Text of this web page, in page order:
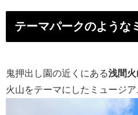
テーマパークのような
鬼押出し園の近くにある浅間
火山をテーマにしたミュージア